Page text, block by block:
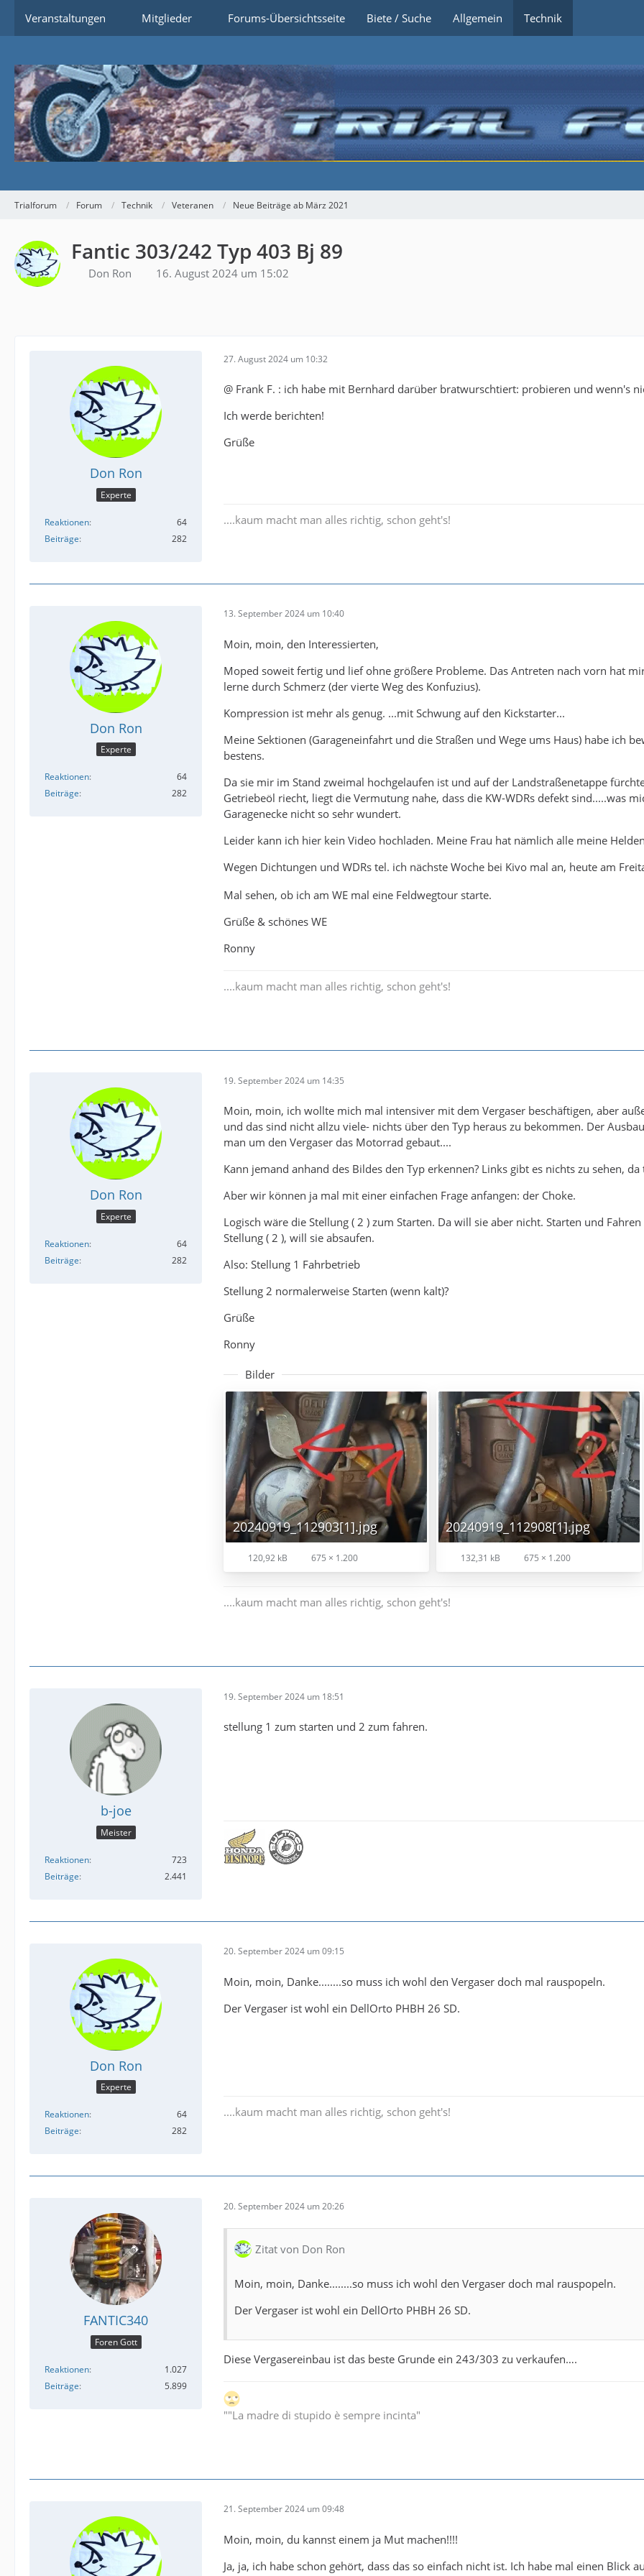
Veranstaltungen Mitglieder Forums-Übersichtsseite Biete / Suche Allgemein Technik
Trialforum Forum Technik Veteranen Neue Beiträge ab März 2021
Fantic 303/242 Typ 403 Bj 89
Don Ron 16. August 2024 um 15:02
Don Ron
Experte
Reaktionen
64
Beiträge
282
27. August 2024 um 10:32
@ Frank F. : ich habe mit Bernhard darüber bratwurschtiert: probieren und wenn's
Ich werde berichten!
Grüße
....kaum macht man alles richtig, schon geht's!
Don Ron
Experte
Reaktionen
64
Beiträge
282
13. September 2024 um 10:40
Moin, moin, den Interessierten,
Moped soweit fertig und lief ohne größere Probleme. Das Antreten nach vorn hat
lerne durch Schmerz (der vierte Weg des Konfuzius).
Kompression ist mehr als genug. ...mit Schwung auf den Kickstarter...
Meine Sektionen (Garageneinfahrt und die Straßen und Wege ums Haus) habe ich
bestens.
Da sie mir im Stand zweimal hochgelaufen ist und auf der Landstraßenetappe
Getriebeöl riecht, liegt die Vermutung nahe, dass die KW-WDRs defekt sind.....was
Garagenecke nicht so sehr wundert.
Leider kann ich hier kein Video hochladen. Meine Frau hat nämlich alle meine
Wegen Dichtungen und WDRs tel. ich nächste Woche bei Kivo mal an, heute am
Mal sehen, ob ich am WE mal eine Feldwegtour starte.
Grüße & schönes WE
Ronny
....kaum macht man alles richtig, schon geht's!
Don Ron
Experte
Reaktionen
64
Beiträge
282
19. September 2024 um 14:35
Moin, moin, ich wollte mich mal intensiver mit dem Vergaser beschäftigen, aber
und das sind nicht allzu viele- nichts über den Typ heraus zu bekommen. Der
man um den Vergaser das Motorrad gebaut....
Kann jemand anhand des Bildes den Typ erkennen? Links gibt es nichts zu sehen,
Aber wir können ja mal mit einer einfachen Frage anfangen: der Choke.
Logisch wäre die Stellung ( 2 ) zum Starten. Da will sie aber nicht. Starten und
Stellung ( 2 ), will sie absaufen.
Also: Stellung 1 Fahrbetrieb
Stellung 2 normalerweise Starten (wenn kalt)?
Grüße
Ronny
Bilder
20240919_112903[1].jpg
120,92 kB 675 × 1.200
20240919_112908[1].jpg
132,31 kB 675 × 1.200
....kaum macht man alles richtig, schon geht's!
b-joe
Meister
Reaktionen
723
Beiträge
2.441
19. September 2024 um 18:51
stellung 1 zum starten und 2 zum fahren.
Don Ron
Experte
Reaktionen
64
Beiträge
282
20. September 2024 um 09:15
Moin, moin, Danke........so muss ich wohl den Vergaser doch mal rauspopeln.
Der Vergaser ist wohl ein DellOrto PHBH 26 SD.
....kaum macht man alles richtig, schon geht's!
FANTIC340
Foren Gott
Reaktionen
1.027
Beiträge
5.899
20. September 2024 um 20:26
Zitat von Don Ron
Moin, moin, Danke........so muss ich wohl den Vergaser doch mal rauspopeln.
Der Vergaser ist wohl ein DellOrto PHBH 26 SD.
Diese Vergasereinbau ist das beste Grunde ein 243/303 zu verkaufen….
""La madre di stupido è sempre incinta"
21. September 2024 um 09:48
Moin, moin, du kannst einem ja Mut machen!!!!
Ja, ja, ich habe schon gehört, dass das so einfach nicht ist. Ich habe mal einen Blick